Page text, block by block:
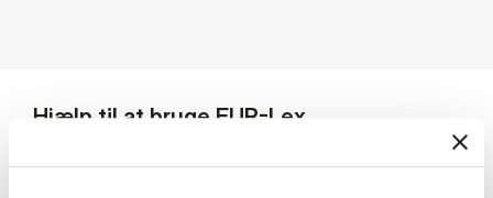
Hjælp til at bruge EUR-Lex